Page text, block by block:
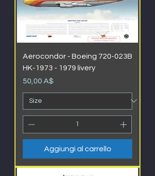
Aerocondor - Boeing 720-023B
HK-1973 - 1979 livery
Prezzo
50,00 A$
Aggiungi al carrello